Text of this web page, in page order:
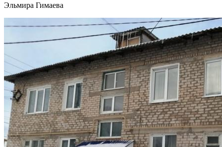
Эльмира Гимаева